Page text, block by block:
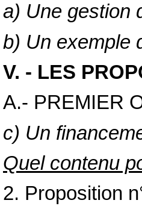
a) Une gestion
b) Un exemple
V. - LES
A.- PREMIER
c) Un
Quel contenu
2. Proposition